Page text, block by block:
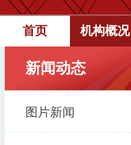
首页 机构概况
新闻动态
图片新闻